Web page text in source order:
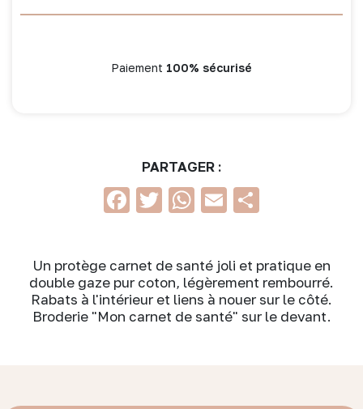
Paiement 100% sécurisé
PARTAGER :
Facebook
Twitter
WhatsApp
Email
Un protège carnet de santé joli et pratique en
double gaze pur coton, légèrement rembourré.
Rabats à l'intérieur et liens à nouer sur le côté.
Broderie "Mon carnet de santé" sur le devant.